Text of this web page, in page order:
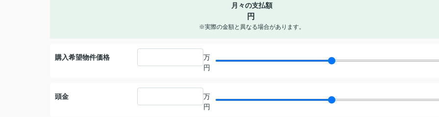
月々の支払額
円
※実際の金額と異なる場合があります。
購入希望物件価格
万
円
頭金
万
円